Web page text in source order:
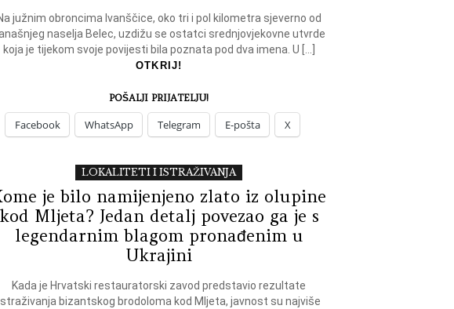
južnim obroncima Ivanščice, oko tri i pol kilometra sjeverno od
naselja Belec, uzdižu se ostatci srednjovjekovne utvrde
koja je tijekom svoje povijesti bila poznata pod dva imena. U […]
OTKRIJ!
POŠALJI PRIJATELJU!
Facebook WhatsApp Telegram E-pošta X
LOKALITETI I ISTRAŽIVANJA
je bilo namijenjeno zlato iz olupine
Mljeta? Jedan detalj povezao ga je s
legendarnim blagom pronađenim u
Ukrajini
Kada je Hrvatski restauratorski zavod predstavio rezultate
bizantskog brodoloma kod Mljeta, javnost su najviše